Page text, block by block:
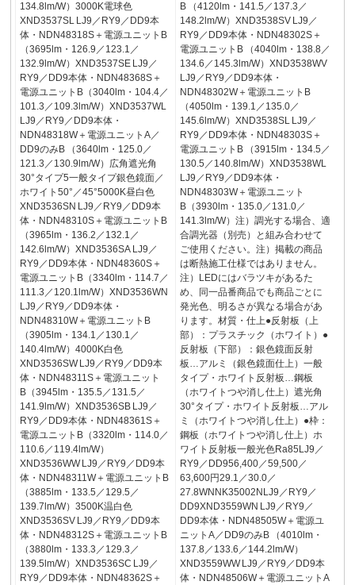
134.8lm/W）3000K電球色
XND3537SL LJ9／RY9／DD9本
体・NDN48318S＋電源ユニットB
（3695lm・126.9／123.1／
132.9lm/W）XND3537SE LJ9／
RY9／DD9本体・NDN48368S＋
電源ユニットB（3040lm・104.4／
101.3／109.3lm/W）XND3537WL
LJ9／RY9／DD9本体・
NDN48318W＋電源ユニットA／
DD9のみB （3640lm・125.0／
121.3／130.9lm/W）広角遮光角
30°タイプ5一般タイプ銀色鏡面／
ホワイト50°／45°5000K昼白色
XND3536SN LJ9／RY9／DD9本
体・NDN48310S＋電源ユニットB
（3965lm・136.2／132.1／
142.6lm/W）XND3536SA LJ9／
RY9／DD9本体・NDN48360S＋
電源ユニットB（3340lm・114.7／
111.3／120.1lm/W）XND3536WN
LJ9／RY9／DD9本体・
NDN48310W＋電源ユニットB
（3905lm・134.1／130.1／
140.4lm/W）4000K白色
XND3536SW LJ9／RY9／DD9本
体・NDN48311S＋電源ユニット
B（3945lm・135.5／131.5／
141.9lm/W）XND3536SB LJ9／
RY9／DD9本体・NDN48361S＋
電源ユニットB（3320lm・114.0／
110.6／119.4lm/W）
XND3536WW LJ9／RY9／DD9本
体・NDN48311W＋電源ユニットB
（3885lm・133.5／129.5／
139.7lm/W）3500K温白色
XND3536SV LJ9／RY9／DD9本
体・NDN48312S＋電源ユニットB
（3880lm・133.3／129.3／
139.5lm/W）XND3536SC LJ9／
RY9／DD9本体・NDN48362S＋
B （4120lm・141.5／137.3／
148.2lm/W）XND3538SV LJ9／
RY9／DD9本体・NDN48302S＋
電源ユニットB （4040lm・138.8／
134.6／145.3lm/W）XND3538WV
LJ9／RY9／DD9本体・
NDN48302W＋電源ユニットB
（4050lm・139.1／135.0／
145.6lm/W）XND3538SL LJ9／
RY9／DD9本体・NDN48303S＋
電源ユニットB （3915lm・134.5／
130.5／140.8lm/W）XND3538WL
LJ9／RY9／DD9本体・
NDN48303W＋電源ユニット
B（3930lm・135.0／131.0／
141.3lm/W）注）調光する場合、適
合調光器（別売）と組み合わせて
ご使用ください。注）掲載の商品
は断熱施工仕様ではありません。
注）LEDにはバラツキがあるた
め、同一品番商品でも商品ごとに
発光色、明るさが異なる場合があ
ります。材質・仕上●反射板（上
部）：プラスチック（ホワイト）●
反射板（下部）：銀色鏡面反射
板…アルミ（銀色鏡面仕上）一般
タイプ・ホワイト反射板…鋼板
（ホワイトつや消し仕上）遮光角
30°タイプ・ホワイト反射板…アル
ミ（ホワイトつや消し仕上）●枠：
鋼板（ホワイトつや消し仕上）ホ
ワイト反射板一般光色Ra85LJ9／
RY9／DD956,400／59,500／
63,600円29.1／30.0／
27.8WNNK35002NLJ9／RY9／
DD9XND3559WN LJ9／RY9／
DD9本体・NDN48505W＋電源ユ
ニットA／DD9のみB （4010lm・
137.8／133.6／144.2lm/W）
XND3559WW LJ9／RY9／DD9本
体・NDN48506W＋電源ユニットA